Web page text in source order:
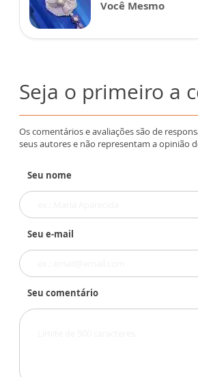
Você Mesmo
Seja o primeiro a
Os comentários e avaliações são de
seus autores e não representam a opinião
Seu nome
Seu e-mail
Seu comentário